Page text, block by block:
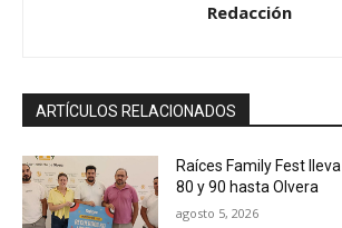
Redacción
ARTÍCULOS RELACIONADOS
Raíces Family Fest
80 y 90 hasta Olvera
agosto 5, 2026